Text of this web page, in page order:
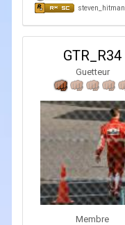
steven_hitman
GTR_R34
Guetteur
Membre